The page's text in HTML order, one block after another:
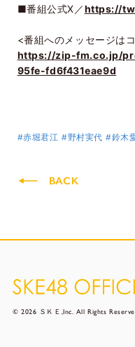
■番組公式X／https://
<番組へのメッセージは
https://zip-fm.co.jp/
95fe-fd6f431eae9d
#赤堀君江 #野村実代 #鈴木
BACK
© 2026 ＳＫＥ,Inc. All Rights